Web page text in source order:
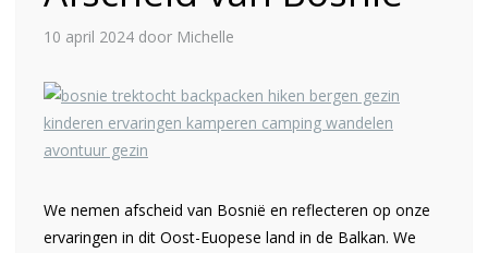
10 april 2024 door Michelle
We nemen afscheid van Bosnië en reflecteren op onze
ervaringen in dit Oost-Euopese land in de Balkan. We